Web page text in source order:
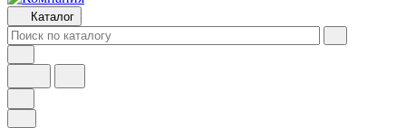
Каталог